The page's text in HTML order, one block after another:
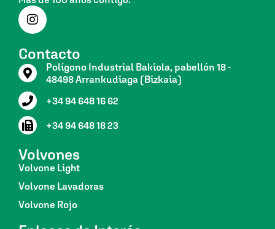
Contacto
Polígono Industrial Bakiola, pabellón 18 -
48498 Arrankudiaga (Bizkaia)
+34 94 648 16 62
+34 94 648 18 23
Volvones
Volvone Light
Volvone Lavadoras
Volvone Rojo